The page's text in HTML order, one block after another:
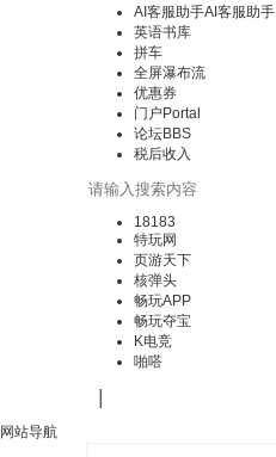
AI客服助手AI客服助手
英语书库
拼车
全屏瀑布流
优惠券
门户 Portal
论坛BBS
税后收入
18183
特玩网
页游天下
核弹头
畅玩APP
畅玩夺宝
K电竞
啪嗒
网站导航